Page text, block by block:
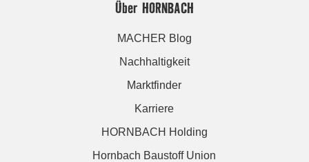
Über HORNBACH
MACHER Blog
Nachhaltigkeit
Marktfinder
Karriere
HORNBACH Holding
Hornbach Baustoff Union